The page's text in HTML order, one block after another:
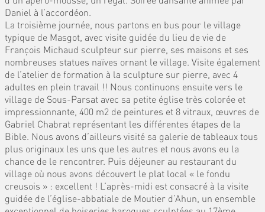
Daniel à l’accordéon.
La troisième journée, nous partons en bus pour le village
typique de Masgot, avec visite guidée du lieu de vie de
François Michaud sculpteur sur pierre, ses maisons et ses
nombreuses statues naïves ornant le village. Visite également
de l’atelier de formation à la sculpture sur pierre, avec 4
adultes en plein travail !! Nous continuons ensuite vers le
village de Sous-Parsat avec sa petite église très colorée et
impressionnante, 400 m2 de peintures et 8 vitraux, œuvres de
Gabriel Chabrat représentant les différentes étapes de la
Bible. Nous avons d’ailleurs visité sa galerie de tableaux tous
plus originaux les uns que les autres et nous avons eu la
chance de le rencontrer. Puis déjeuner au restaurant du
village où nous avons découvert le plat local « le fondu
creusois » : excellent ! L’après-midi est consacré à la visite
guidée de l’église-abbatiale de Moutier d’Ahun, un ensemble